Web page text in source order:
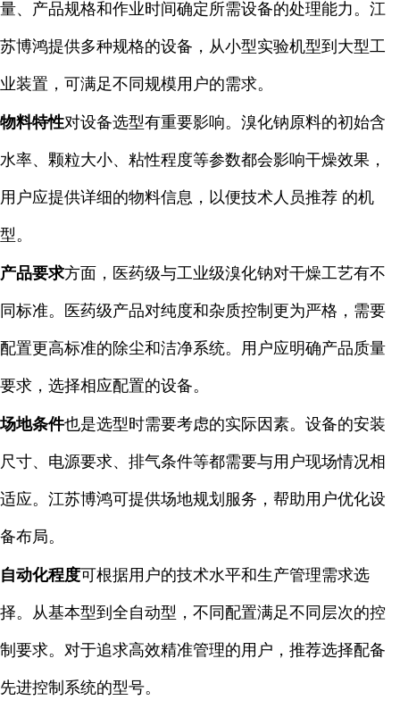
量、产品规格和作业时间确定所需设备的处理能力。江
苏博鸿提供多种规格的设备，从小型实验机型到大型工
业装置，可满足不同规模用户的需求。
物料特性对设备选型有重要影响。溴化钠原料的初始含
水率、颗粒大小、粘性程度等参数都会影响干燥效果，
用户应提供详细的物料信息，以便技术人员推荐 的机
型。
产品要求方面，医药级与工业级溴化钠对干燥工艺有不
同标准。医药级产品对纯度和杂质控制更为严格，需要
配置更高标准的除尘和洁净系统。用户应明确产品质量
要求，选择相应配置的设备。
场地条件也是选型时需要考虑的实际因素。设备的安装
尺寸、电源要求、排气条件等都需要与用户现场情况相
适应。江苏博鸿可提供场地规划服务，帮助用户优化设
备布局。
自动化程度可根据用户的技术水平和生产管理需求选
择。从基本型到全自动型，不同配置满足不同层次的控
制要求。对于追求高效精准管理的用户，推荐选择配备
先进控制系统的型号。